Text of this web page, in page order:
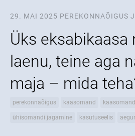
29. MAI 2025 PEREKONNAÕIGUS
Üks eksabikaasa
laenu, teine aga
maja – mida
perekonnaõigus kaasomand
ühisomandi jagamine kasutuseelis